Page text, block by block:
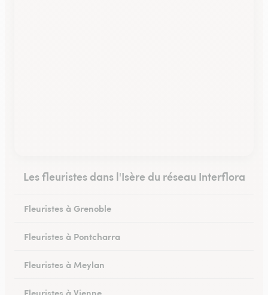
Les fleuristes dans l'Isère du réseau Interflora
Fleuristes à Grenoble
Fleuristes à Pontcharra
Fleuristes à Meylan
Fleuristes à Vienne